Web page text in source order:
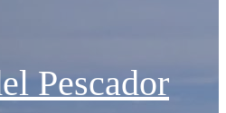
Pescador